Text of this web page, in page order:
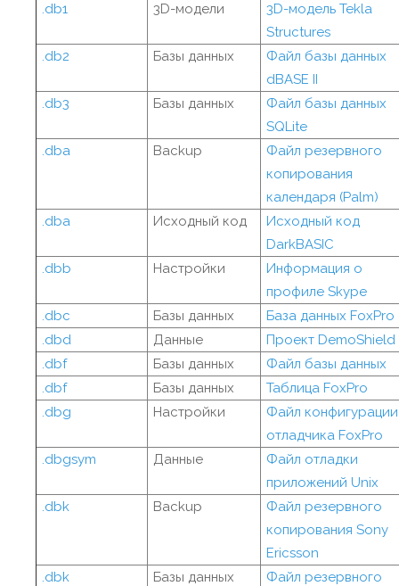
.db1
3D-модели
3D-модель Tekla
Structures
.db2
Базы данных
Файл базы данных
dBASE II
.db3
Базы данных
Файл базы данных
SQLite
.dba
Backup
Файл резервного
копирования
календаря (Palm)
.dba
Исходный код
Исходный код
DarkBASIC
.dbb
Настройки
Информация о
профиле Skype
.dbc
Базы данных
База данных FoxPro
.dbd
Данные
Проект DemoShield
.dbf
Базы данных
Файл базы данных
.dbf
Базы данных
Таблица FoxPro
.dbg
Настройки
Файл конфигурации
отладчика FoxPro
.dbgsym
Данные
Файл отладки
приложений Unix
.dbk
Backup
Файл резервного
копирования Sony
Ericsson
.dbk
Базы данных
Файл резервного